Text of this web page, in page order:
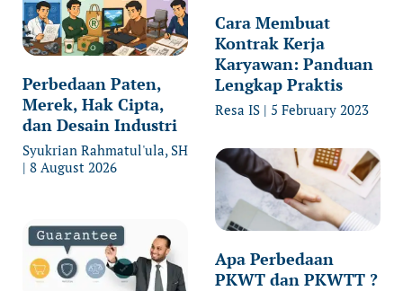
Perbedaan Paten,
Merek, Hak Cipta,
dan Desain Industri
Syukrian Rahmatul'ula, SH
8 August 2026
Cara Membuat
Kontrak Kerja
Karyawan: Panduan
Lengkap Praktis
Resa IS 5 February 2023
Apa Perbedaan
PKWT dan PKWTT ?